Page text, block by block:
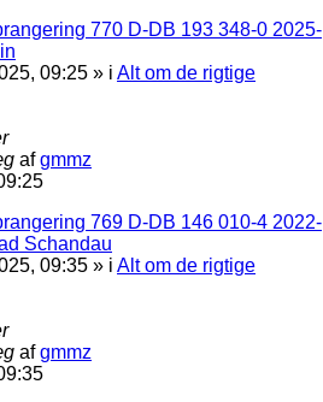
770 D-DB 193 348-0 2025-
09:25 » i Alt om de rigtige
afgmmz
769 D-DB 146 010-4 2022-
Schandau
09:35 » i Alt om de rigtige
afgmmz